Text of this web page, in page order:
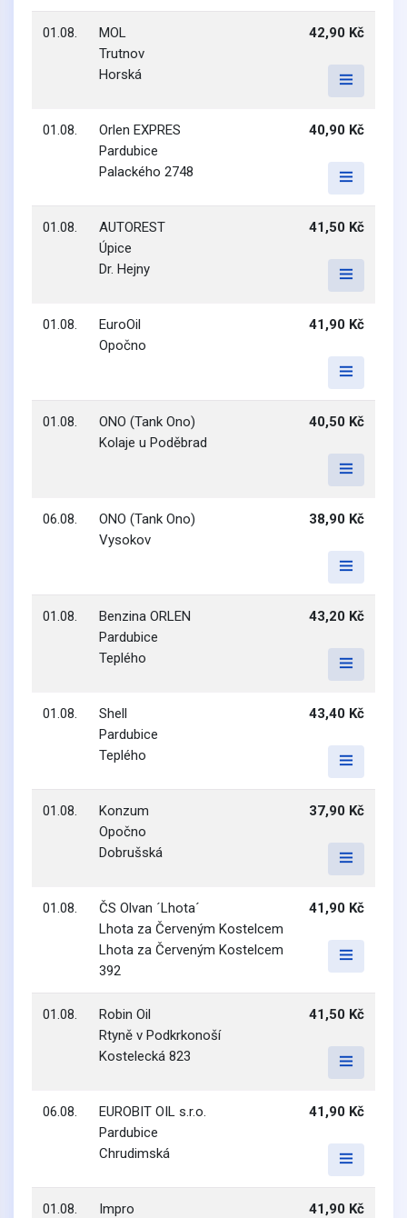
01.08.
MOL
Trutnov
Horská
42,90 Kč
01.08.
Orlen EXPRES
Pardubice
Palackého 2748
40,90 Kč
01.08.
AUTOREST
Úpice
Dr. Hejny
41,50 Kč
01.08.
EuroOil
Opočno
41,90 Kč
01.08.
ONO (Tank Ono)
Kolaje u Poděbrad
40,50 Kč
06.08.
ONO (Tank Ono)
Vysokov
38,90 Kč
01.08.
Benzina ORLEN
Pardubice
Teplého
43,20 Kč
01.08.
Shell
Pardubice
Teplého
43,40 Kč
01.08.
Konzum
Opočno
Dobrušská
37,90 Kč
01.08.
ČS Olvan ´Lhota´
Lhota za Červeným Kostelcem
Lhota za Červeným Kostelcem
392
41,90 Kč
01.08.
Robin Oil
Rtyně v Podkrkonoší
Kostelecká 823
41,50 Kč
06.08.
EUROBIT OIL s.r.o.
Pardubice
Chrudimská
41,90 Kč
01.08.
Impro
41,90 Kč